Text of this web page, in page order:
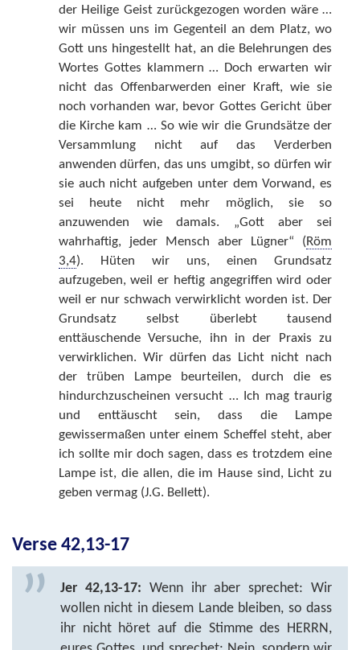
der Heilige Geist zurückgezogen worden wäre …
wir müssen uns im Gegenteil an dem Platz, wo
Gott uns hingestellt hat, an die Belehrungen des
Wortes Gottes klammern … Doch erwarten wir
nicht das Offenbarwerden einer Kraft, wie sie
noch vorhanden war, bevor Gottes Gericht über
die Kirche kam … So wie wir die Grundsätze der
Versammlung nicht auf das Verderben
anwenden dürfen, das uns umgibt, so dürfen wir
sie auch nicht aufgeben unter dem Vorwand, es
sei heute nicht mehr möglich, sie so
anzuwenden wie damals. „Gott aber sei
wahrhaftig, jeder Mensch aber Lügner“ (Röm
3,4). Hüten wir uns, einen Grundsatz
aufzugeben, weil er heftig angegriffen wird oder
weil er nur schwach verwirklicht worden ist. Der
Grundsatz selbst überlebt tausend
enttäuschende Versuche, ihn in der Praxis zu
verwirklichen. Wir dürfen das Licht nicht nach
der trüben Lampe beurteilen, durch die es
hindurchzuscheinen versucht … Ich mag traurig
und enttäuscht sein, dass die Lampe
gewissermaßen unter einem Scheffel steht, aber
ich sollte mir doch sagen, dass es trotzdem eine
Lampe ist, die allen, die im Hause sind, Licht zu
geben vermag (J.G. Bellett).
Verse 42,13-17
Jer 42,13-17: Wenn ihr aber sprechet: Wir
wollen nicht in diesem Lande bleiben, so dass
ihr nicht höret auf die Stimme des HERRN,